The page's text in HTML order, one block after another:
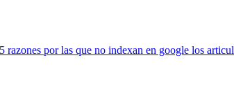
5 razones por las que no indexan en google los